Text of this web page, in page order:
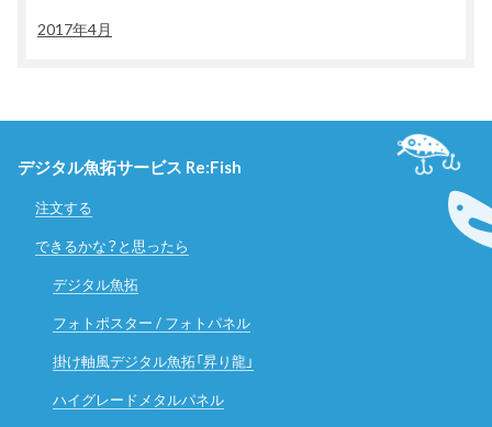
2017年4月
デジタル魚拓サービス Re:Fish
注文する
できるかな？と思ったら
デジタル魚拓
フォトポスター / フォトパネル
掛け軸風デジタル魚拓「昇り龍」
ハイグレードメタルパネル